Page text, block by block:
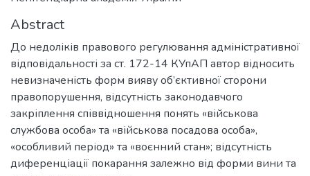
Abstract
До недоліків правового регулювання адміністративної
відповідальності за ст. 172-14 КУпАП автор відносить
невизначеність форм вияву об’єктивної сторони
правопорушення, відсутність законодавчого
закріплення співвідношення понять «військова
службова особа» та «військова посадова особа»,
«особливий період» та «воєнний стан»; відсутність
диференціації покарання залежно від форми вини та